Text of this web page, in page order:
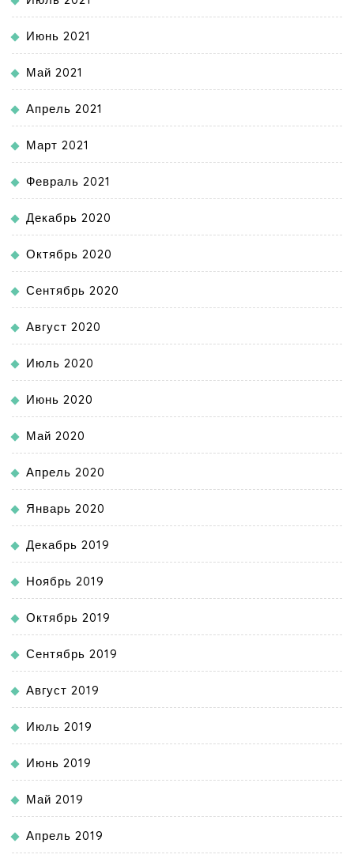
Июнь 2021
Май 2021
Апрель 2021
Март 2021
Февраль 2021
Декабрь 2020
Октябрь 2020
Сентябрь 2020
Август 2020
Июль 2020
Июнь 2020
Май 2020
Апрель 2020
Январь 2020
Декабрь 2019
Ноябрь 2019
Октябрь 2019
Сентябрь 2019
Август 2019
Июль 2019
Июнь 2019
Май 2019
Апрель 2019